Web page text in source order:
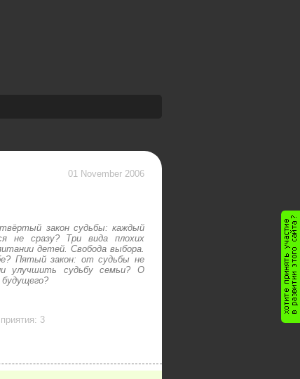
01 November 2006
закон судьбы: каждый
не сразу? Три вида плохих
детей. Свобода выбора.
Пятый закон: от судьбы не
улучшить судьбу семьи? О
3